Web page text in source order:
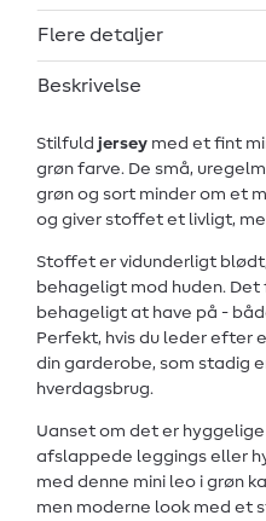
Flere detaljer
Beskrivelse
Stilfuld jersey med et fint
grøn farve. De små,
grøn og sort minder om et
og giver stoffet et livligt,
Stoffet er vidunderligt
behageligt mod huden.
behageligt at have på -
Perfekt, hvis du leder efter
din garderobe, som stadig
hverdagsbrug.
Uanset om det er
afslappede leggings eller
med denne mini leo i grøn
men moderne look med et